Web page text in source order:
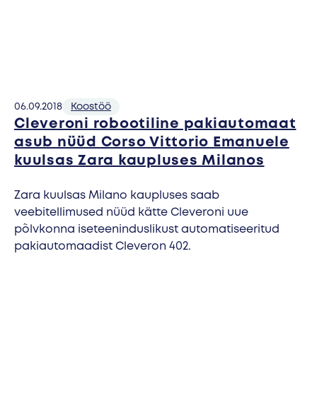
Cleveroni robootiline pakiautomaat
asub nüüd Corso Vittorio Emanuele
kuulsas Zara kaupluses Milanos
Zara kuulsas Milano kaupluses saab
veebitellimused nüüd kätte Cleveroni uue
põlvkonna iseteeninduslikust automatiseeritud
pakiautomaadist Cleveron 402.
06.09.2018 Koostöö